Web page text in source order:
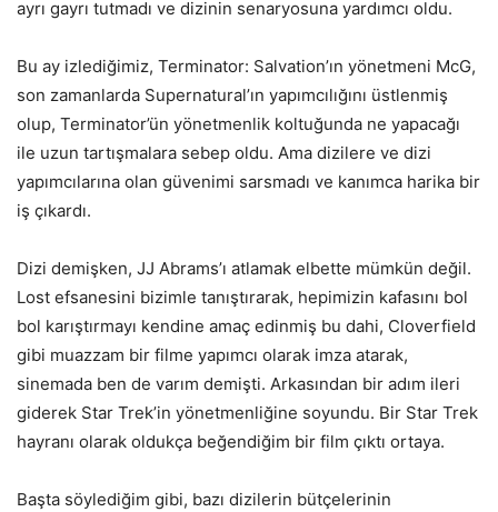
ayrı gayrı tutmadı ve dizinin senaryosuna yardımcı oldu.
Bu ay izlediğimiz, Terminator: Salvation’ın yönetmeni McG,
son zamanlarda Supernatural’ın yapımcılığını üstlenmiş
olup, Terminator’ün yönetmenlik koltuğunda ne yapacağı
ile uzun tartışmalara sebep oldu. Ama dizilere ve dizi
yapımcılarına olan güvenimi sarsmadı ve kanımca harika bir
iş çıkardı.
Dizi demişken, JJ Abrams’ı atlamak elbette mümkün değil.
Lost efsanesini bizimle tanıştırarak, hepimizin kafasını bol
bol karıştırmayı kendine amaç edinmiş bu dahi, Cloverfield
gibi muazzam bir filme yapımcı olarak imza atarak,
sinemada ben de varım demişti. Arkasından bir adım ileri
giderek Star Trek’in yönetmenliğine soyundu. Bir Star Trek
hayranı olarak oldukça beğendiğim bir film çıktı ortaya.
Başta söylediğim gibi, bazı dizilerin bütçelerinin